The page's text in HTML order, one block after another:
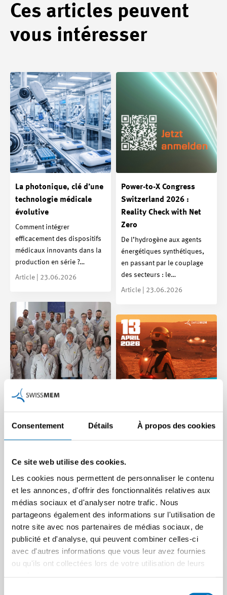
Consentement Détails À propos des cookies
Ce site web utilise des cookies.
Les cookies nous permettent de personnaliser le contenu
et les annonces, d'offrir des fonctionnalités relatives aux
médias sociaux et d'analyser notre trafic. Nous
partageons également des informations sur l'utilisation de
notre site avec nos partenaires de médias sociaux, de
publicité et d'analyse, qui peuvent combiner celles-ci
avec d'autres informations que vous leur avez fournies
ou qu'ils ont collectées lors de votre utilisation de leurs
Ces articles peuvent
vous intéresser
La photonique, clé d’une
technologie médicale
évolutive
Comment intégrer
efficacement des dispositifs
médicaux innovants dans la
production en série ?…
Article | 23.06.2026
Power-to-X Congress
Switzerland 2026 :
Reality Check with Net
Zero
De l’hydrogène aux agents
énergétiques synthétiques,
en passant par le couplage
des secteurs : le…
Article | 23.06.2026
les chapeaux de roue
pour le secteur
Le secteur industriel «
Medical Manufacturing » peut
se prévaloir d’une première
année réussie, au…
« La photonique peut
La photonique fait depuis
longtemps partie de notre
quotidien, du smartphone
aux technologies…